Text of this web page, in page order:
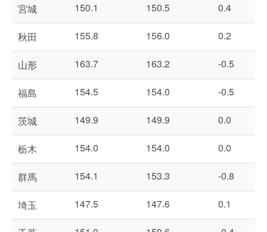
宮城 150.1 150.5 0.4
秋田 155.8 156.0 0.2
山形 163.7 163.2 -0.5
福島 154.5 154.0 -0.5
茨城 149.9 149.9 0.0
栃木 154.0 154.0 0.0
群馬 154.1 153.3 -0.8
埼玉 147.5 147.6 0.1